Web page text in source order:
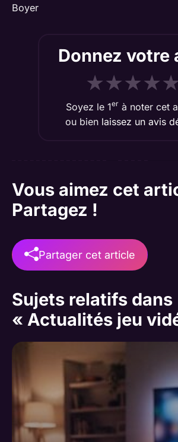
Boyer
Donnez votre
★★★★★
Soyez le 1er à noter cet
ou bien laissez un avis
Vous aimez cet
Partagez !
Partager cet article
Sujets relatifs dans
« Actualités jeu